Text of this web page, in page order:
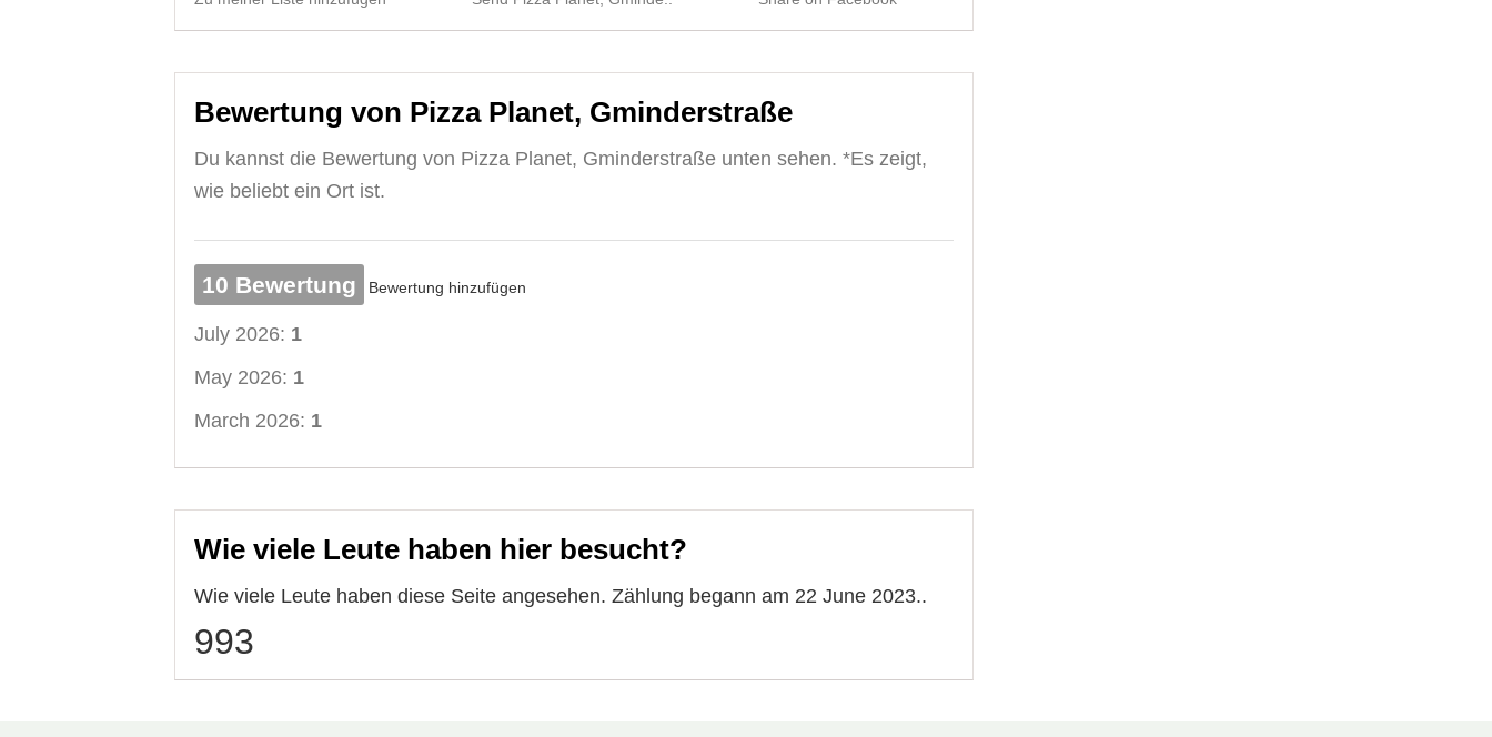
Bewertung von Pizza Planet, Gminderstraße
Du kannst die Bewertung von Pizza Planet, Gminderstraße unten sehen. *Es zeigt,
wie beliebt ein Ort ist.
10 Bewertung Bewertung hinzufügen
July 2026: 1
May 2026: 1
March 2026: 1
Wie viele Leute haben hier besucht?
Wie viele Leute haben diese Seite angesehen. Zählung begann am 22 June 2023..
993